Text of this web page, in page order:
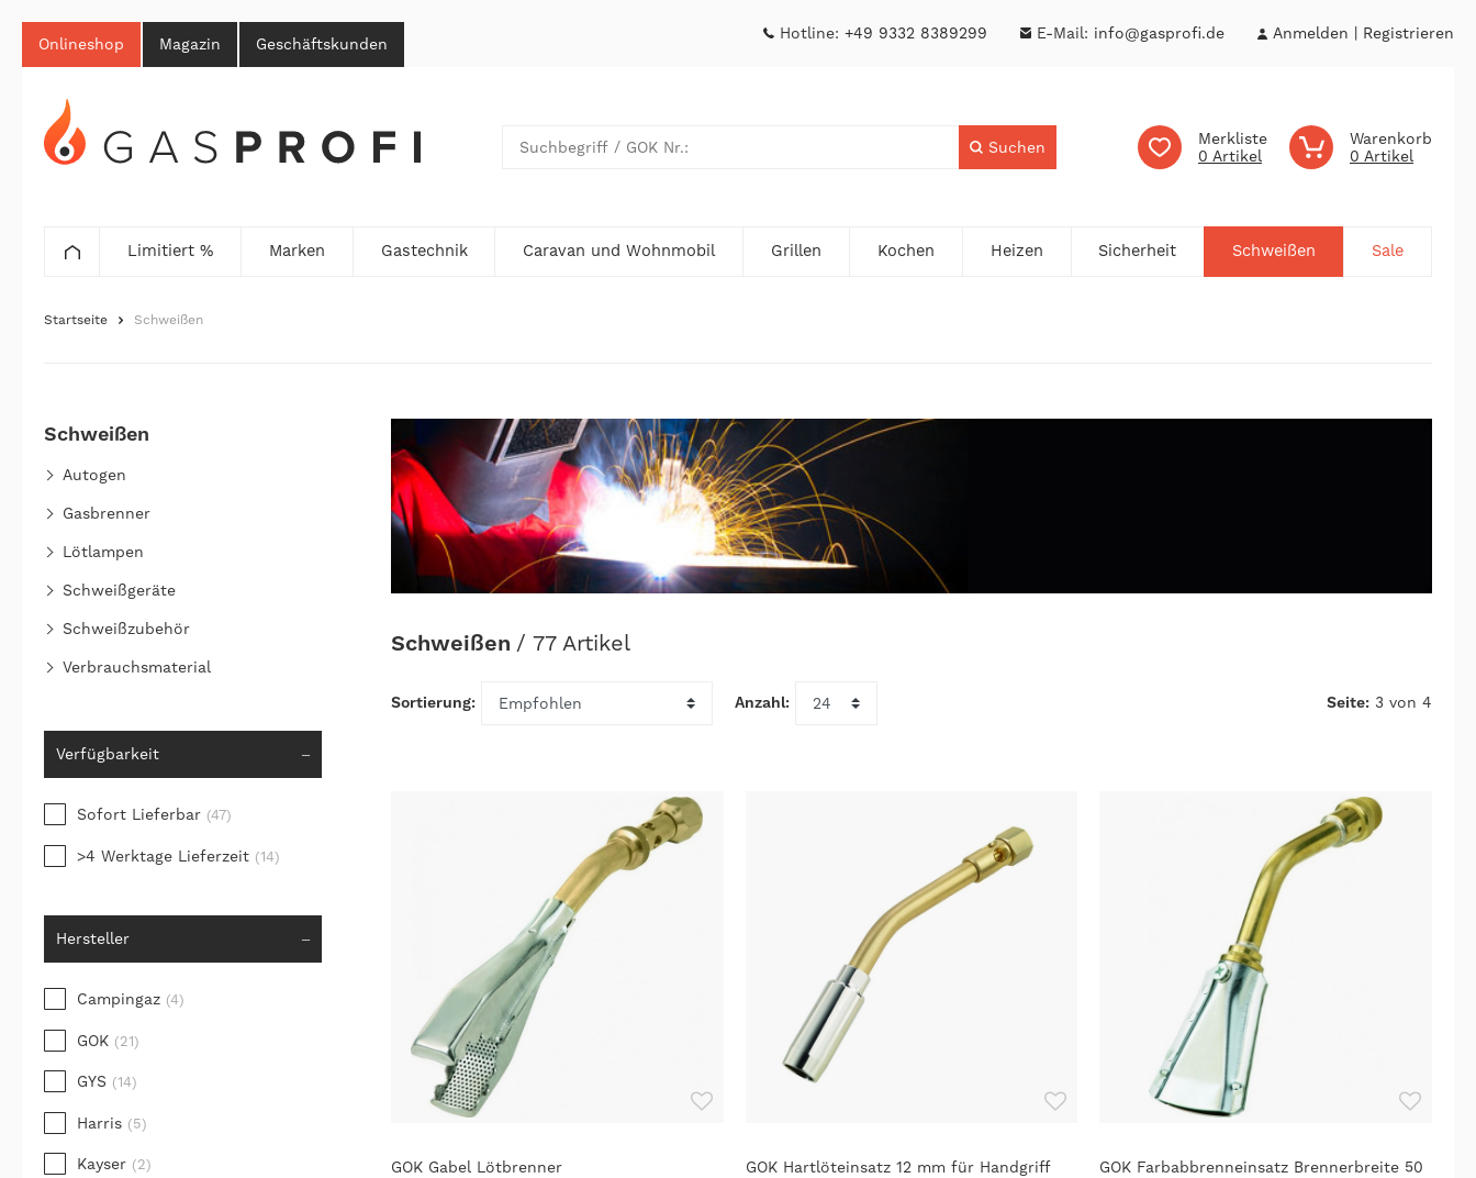
Onlineshop Magazin Geschäftskunden
Hotline: +49 9332 8389299 E-Mail: info@gasprofi.de Anmelden Registrieren
Merkliste
0
Warenkorb
0
Suchen
Limitiert % Marken Gastechnik Caravan und Wohnmobil Grillen Kochen Heizen Sicherheit Schweißen Sale
Startseite Schweißen
Schweißen
Verbrauchsmaterial
Schweißgeräte
Schweißzubehör
Autogen
Gasbrenner
Lötlampen
Verfügbarkeit
Sofort Lieferbar (47)
>4 Werktage Lieferzeit (14)
Hersteller
Campingaz (4)
GOK (21)
GYS (14)
Harris (5)
Kayser (2)
Schweißen / 77 Artikel
Seite: 3 von 4
GOK Gabel Lötbrenner GOK Hartlöteinsatz 12 mm für Handgriff
GOK Farbabbrenneinsatz Brennerbreite 50